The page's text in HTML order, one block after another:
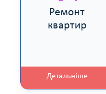
Ремонт
квартир
Детальніше